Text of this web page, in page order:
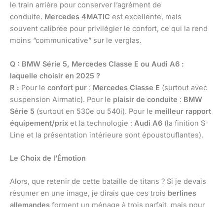
le train arrière pour conserver l’agrément de
conduite. Mercedes 4MATIC est excellente, mais
souvent calibrée pour privilégier le confort, ce qui la rend
moins “communicative” sur le verglas.
Q : BMW Série 5, Mercedes Classe E ou Audi A6 :
laquelle choisir en 2025 ?
R : Pour le confort pur : Mercedes Classe E (surtout avec
suspension Airmatic). Pour le plaisir de conduite : BMW
Série 5 (surtout en 530e ou 540i). Pour le meilleur rapport
équipement/prix et la technologie : Audi A6 (la finition S-
Line et la présentation intérieure sont époustouflantes).
Le Choix de l’Émotion
Alors, que retenir de cette bataille de titans ? Si je devais
résumer en une image, je dirais que ces trois berlines
allemandes forment un ménage à trois parfait, mais pour